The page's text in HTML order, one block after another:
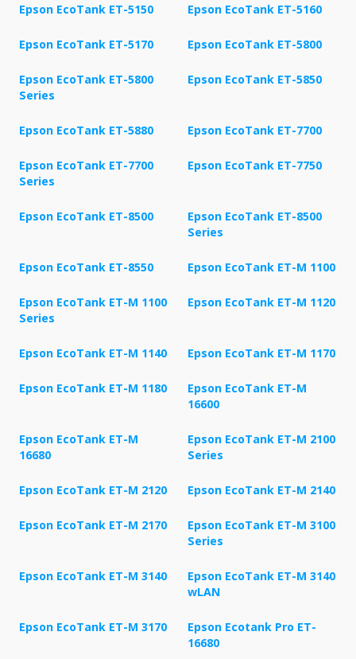
Epson EcoTank ET-5150 Epson EcoTank ET-5160
Epson EcoTank ET-5170 Epson EcoTank ET-5800
Epson EcoTank ET-5800
Series
Epson EcoTank ET-5850
Epson EcoTank ET-5880 Epson EcoTank ET-7700
Epson EcoTank ET-7700
Series
Epson EcoTank ET-7750
Epson EcoTank ET-8500
Epson EcoTank ET-8500
Series
Epson EcoTank ET-8550 Epson EcoTank ET-M 1100
Epson EcoTank ET-M 1100
Series
Epson EcoTank ET-M 1120
Epson EcoTank ET-M 1140 Epson EcoTank ET-M 1170
Epson EcoTank ET-M 1180
Epson EcoTank ET-M
16600
Epson EcoTank ET-M
16680
Epson EcoTank ET-M 2100
Series
Epson EcoTank ET-M 2120 Epson EcoTank ET-M 2140
Epson EcoTank ET-M 2170
Epson EcoTank ET-M 3100
Series
Epson EcoTank ET-M 3140
Epson EcoTank ET-M 3140
wLAN
Epson EcoTank ET-M 3170
Epson Ecotank Pro ET-
16680